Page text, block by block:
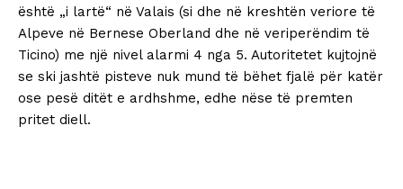
është „i lartë“ në Valais (si dhe në kreshtën veriore të
Alpeve në Bernese Oberland dhe në veriperëndim të
Ticino) me një nivel alarmi 4 nga 5. Autoritetet kujtojnë
se ski jashtë pisteve nuk mund të bëhet fjalë për katër
ose pesë ditët e ardhshme, edhe nëse të premten
pritet diell.